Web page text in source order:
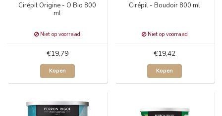
Cirépil Origine - O Bio 800
ml
Niet op voorraad
€19,79
Kopen
Cirépil - Boudoir 800 ml
Niet op voorraad
€19,42
Kopen